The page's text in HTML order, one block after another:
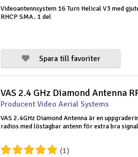
Videoantennsystem 16 Turn Helical V3 med
RHCP SMA. 1 del
Spara till favoriter
VAS 2.4 GHz Diamond Antenna
Producent Video Aerial Systems
VAS 2.4GHz Diamond Antenna är en
radios med löstagbar antenn för extra bra
(1)